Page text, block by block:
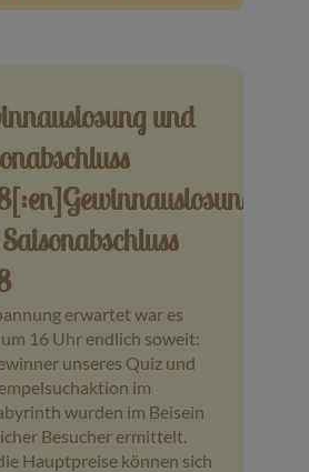
und
erwartet war es
16 Uhr endlich soweit:
unseres Quiz und
im
wurden im Beisein
Besucher ermittelt.
Hauptpreise können sich